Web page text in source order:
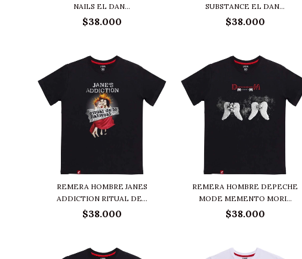
NAILS EL DAN...
$38.000
SUBSTANCE EL DAN...
$38.000
REMERA HOMBRE JANES
ADDICTION RITUAL DE...
$38.000
REMERA HOMBRE DEPECHE
MODE MEMENTO MORI...
$38.000